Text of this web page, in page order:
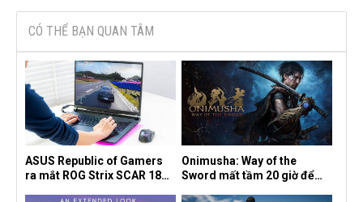
CÓ THỂ BẠN QUAN TÂM
ASUS Republic of Gamers
ra mắt ROG Strix SCAR 18
Onimusha: Way of the
Sword mất tầm 20 giờ để